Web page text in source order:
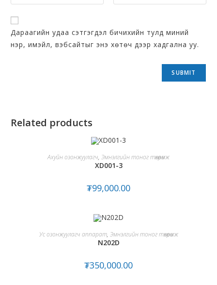
Дараагийн удаа сэтгэгдэл бичихийн тулд миний
нэр, имэйл, вэбсайтыг энэ хөтөч дээр хадгална уу.
Related products
ADD TO CART
Ахуйн озонжуулагч, Эмнэлгийн тоног төхөөрөмж
XD001-3
₮99,000.00
ADD TO CART
Ус озонжуулагч аппарат, Эмнэлгийн тоног төхөөрөмж
N202D
₮350,000.00